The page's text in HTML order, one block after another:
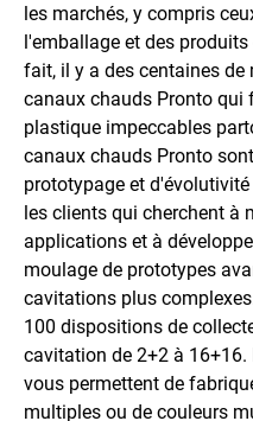
les marchés, y compris
l'emballage et des
fait, il y a des centaines de
canaux chauds Pronto qui
plastique impeccables
canaux chauds Pronto
prototypage et
les clients qui cherchent à
applications et à
moulage de prototypes
cavitations plus
100 dispositions de
cavitation de 2+2 à
vous permettent de
multiples ou de couleurs